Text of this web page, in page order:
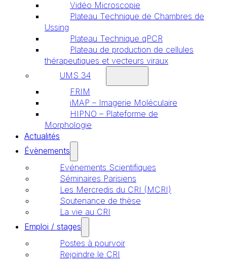
Vidéo Microscopie
Plateau Technique de Chambres de
Ussing
Plateau Technique qPCR
Plateau de production de cellules
thérapeutiques et vecteurs viraux
UMS 34
FRIM
iMAP – Imagerie Moléculaire
HIPNO – Plateforme de
Morphologie
Actualités
Évènements
Evénements Scientifiques
Séminaires Parisiens
Les Mercredis du CRI (MCRI)
Soutenance de thèse
La vie au CRI
Emploi / stages
Postes à pourvoir
Rejoindre le CRI